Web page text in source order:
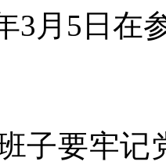
3月5日在
子要牢记